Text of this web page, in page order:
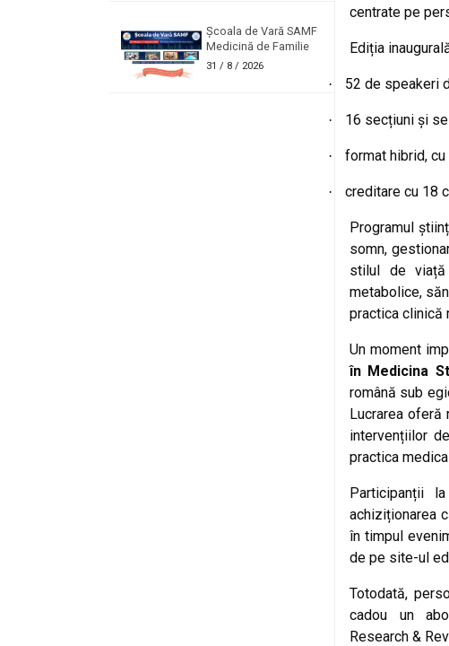
Școala de Vară SAMF
Medicină de Familie
31 / 8 / 2026
centrate pe
Ediția
· 52 de speakeri
· 16 secțiuni și
· format hibrid,
· creditare cu 18
Programul
somn,
stilul de viață
metabolice,
practica clinică
Un moment
în Medicina
română sub
Lucrarea oferă
intervențiilor
practica
Participanții
achiziționarea
în timpul
de pe site-ul
Totodată,
cadou un
Research &